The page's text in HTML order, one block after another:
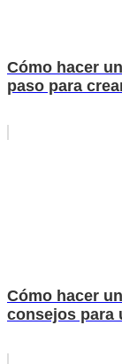
Cómo hacer
paso para
Cómo hacer
consejos para